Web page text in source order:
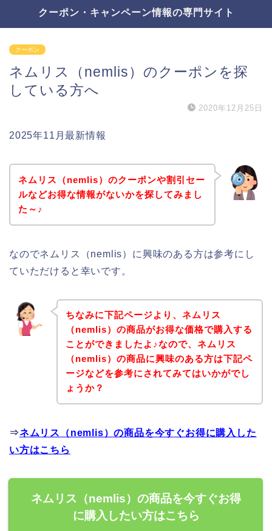
クーポン・キャンペーン情報の専門サイト
クーポン
ネムリス（nemlis）のクーポンを探
している方へ
2020年12月25日
2025年11月最新情報
ネムリス（nemlis）のクーポンや割引セー
ルなどお得な情報がないかを探してみまし
た～♪
なのでネムリス（nemlis）に興味のある方は参考にし
ていただけると幸いです。
ちなみに下記ページより、ネムリス
（nemlis）の商品がお得な価格で購入する
ことができましたよ♪なので、ネムリス
（nemlis）の商品に興味のある方は下記ペ
ージなどを参考にされてみてはいかがでし
ょうか？
⇒ネムリス（nemlis）の商品を今すぐお得に購入した
い方はこちら
ネムリス（nemlis）の商品を今すぐお得
に購入したい方はこちら